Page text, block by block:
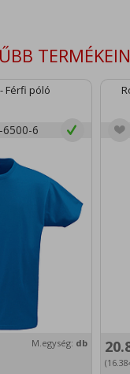
Férfi póló
6
M.egység: db